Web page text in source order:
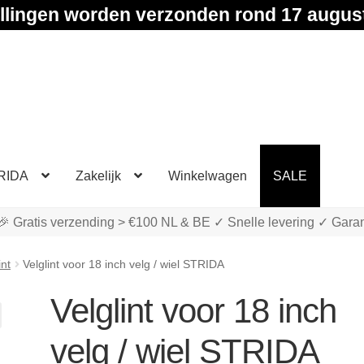
worden verzonden rond 17
Zakelijk Winkelwagen SALE
Gratis verzending > €100 NL & BE ✓ Snelle levering ✓
Velglint voor 18 inch velg / wiel STRIDA
Velglint voor 18 inch
velg / wiel STRIDA